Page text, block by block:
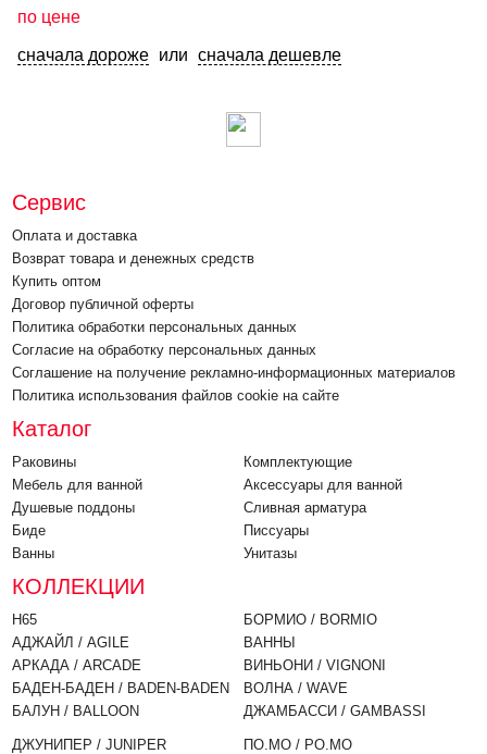
по цене
сначала дороже или сначала дешевле
Сервис
Оплата и доставка
Возврат товара и денежных средств
Купить оптом
Договор публичной оферты
Политика обработки персональных данных
Согласие на обработку персональных данных
Соглашение на получение рекламно-информационных материалов
Политика использования файлов cookie на сайте
Каталог
Раковины
Мебель для ванной
Душевые поддоны
Биде
Ванны
Комплектующие
Аксессуары для ванной
Cливная арматура
Писсуары
Унитазы
КОЛЛЕКЦИИ
H65
АДЖАЙЛ / AGILE
АРКАДА / ARCADE
БАДЕН-БАДЕН / BADEN-BADEN
БАЛУН / BALLOON
БОРМИО / BORMIO
ВАННЫ
ВИНЬОНИ / VIGNONI
ВОЛНА / WAVE
ДЖАМБАССИ / GAMBASSI
ДЖУНИПЕР / JUNIPER
ПО.МО / PO.MO